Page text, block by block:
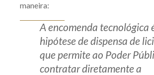
maneira:
A encomenda tecnológica
hipótese de dispensa de
que permite ao Poder
contratar diretamente a